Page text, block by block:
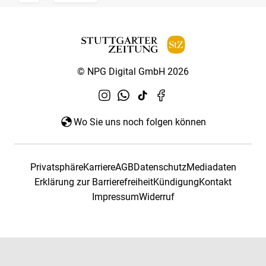
© NPG Digital GmbH 2026
Wo Sie uns noch folgen können
PrivatsphäreKarriereAGBDatenschutzMediadaten
Erklärung zur BarrierefreiheitKündigungKontakt
ImpressumWiderruf